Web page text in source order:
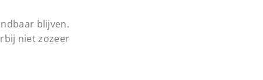
blijven.
niet zozeer